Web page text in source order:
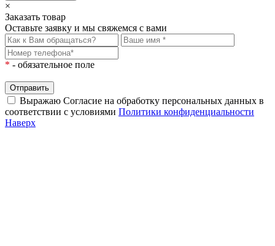
×
Заказать товар
Оставьте заявку и мы свяжемся с вами
* - обязательное поле
Отправить
Выражаю Согласие на обработку персональных данных в
соответствии с условиями Политики конфиденциальности
Наверх